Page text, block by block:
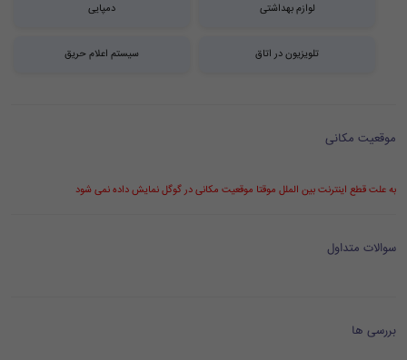
لوازم بهداشتی دمپایی
تلویزیون در اتاق سیستم اعلام حریق
موقعیت مکانی
به علت قطع اینترنت بین الملل موقتا موقعیت مکانی در گوگل نمایش داده نمی شود
سوالات متداول
بررسی ها